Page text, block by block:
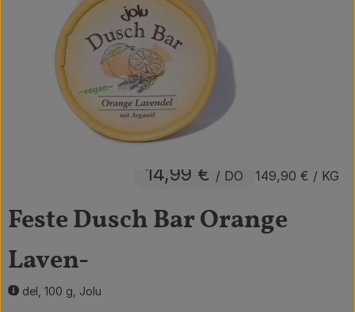
Obst & Gemüse
Getränke
Vorratskammer
Frühstück
Der Betrieb
Brodowin besuchen
Feste Dusch Bar Orange
Laven-
del, 100 g, Jolu
14,99 € / DO 149,90 € / KG